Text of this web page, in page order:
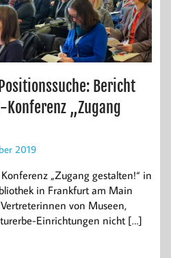
Bericht
„Zugang
2019
„Zugang gestalten!“ in
in Frankfurt am Main
von Museen,
Einrichtungen nicht […]